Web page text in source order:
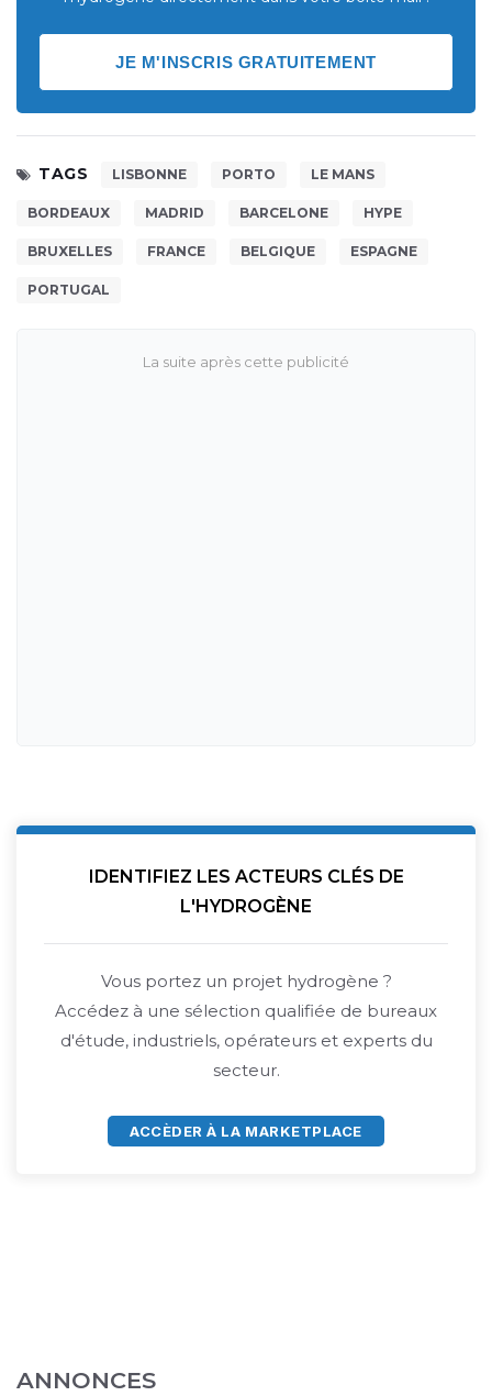
JE M'INSCRIS GRATUITEMENT
TAGS LISBONNE PORTO LE MANS
BORDEAUX MADRID BARCELONE HYPE
BRUXELLES FRANCE BELGIQUE ESPAGNE
PORTUGAL
IDENTIFIEZ LES ACTEURS CLÉS DE
L'HYDROGÈNE
Vous portez un projet hydrogène ?
Accédez à une sélection qualifiée de bureaux
d'étude, industriels, opérateurs et experts du
secteur.
ACCÈDER À LA MARKETPLACE
ANNONCES